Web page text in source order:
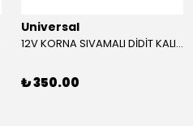
Universal
12V KORNA SIVAMALI DİDİT KALIN SESLİ (KIRMIZI)
₺ 350.00